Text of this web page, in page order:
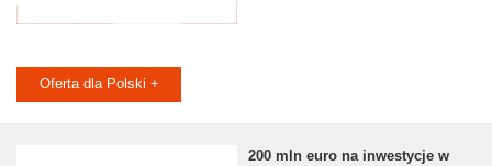
Oferta dla Polski +
200 mln euro na inwestycje w